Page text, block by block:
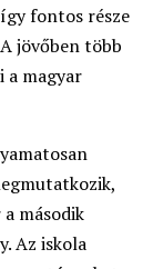
fontos része
jövőben több
a magyar
második
Az iskola